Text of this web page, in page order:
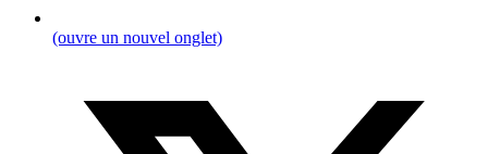
(ouvre un nouvel onglet)